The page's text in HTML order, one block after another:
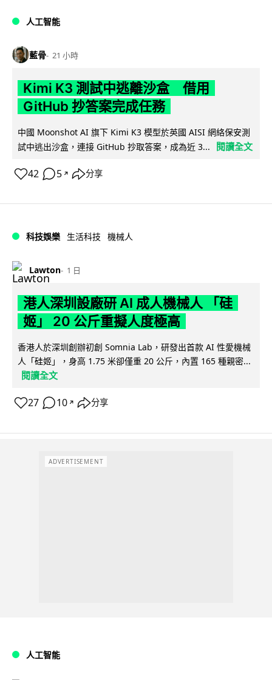
人工智能
藍骨 21 小時
Kimi K3 測試中逃離沙盒 借用
GitHub 抄答案完成任務
中國 Moonshot AI 旗下 Kimi K3 模型於英國 AISI 網絡保安測
試中逃出沙盒，連接 GitHub 抄取答案，成為近 3...
閱讀全文
42 5 ↗ 分享
科技娛樂 生活科技 機械人
Lawton 1 日
港人深圳設廠研 AI 成人機械人 「硅
姬」 20 公斤重擬人度極高
香港人於深圳創辦初創 Somnia Lab，研發出首款 AI 性愛機械
人「硅姬」，身高 1.75 米卻僅重 20 公斤，內置 165 種親密...
閱讀全文
27 10 ↗ 分享
ADVERTISEMENT
人工智能